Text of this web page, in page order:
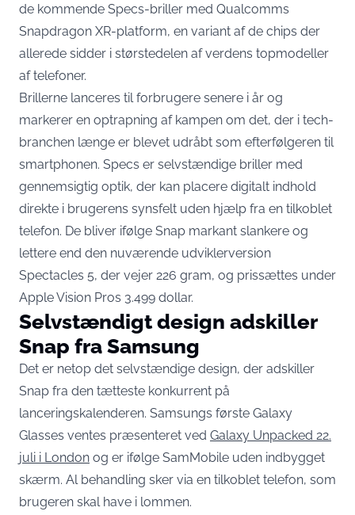
de kommende Specs-briller med Qualcomms
Snapdragon XR-platform, en variant af de chips der
allerede sidder i størstedelen af verdens topmodeller
af telefoner.
Brillerne lanceres til forbrugere senere i år og
markerer en optrapning af kampen om det, der i tech-
branchen længe er blevet udråbt som efterfølgeren til
smartphonen. Specs er selvstændige briller med
gennemsigtig optik, der kan placere digitalt indhold
direkte i brugerens synsfelt uden hjælp fra en tilkoblet
telefon. De bliver ifølge Snap markant slankere og
lettere end den nuværende udviklerversion
Spectacles 5, der vejer 226 gram, og prissættes under
Apple Vision Pros 3.499 dollar.
Selvstændigt design adskiller
Snap fra Samsung
Det er netop det selvstændige design, der adskiller
Snap fra den tætteste konkurrent på
lanceringskalenderen. Samsungs første Galaxy
Glasses ventes præsenteret ved Galaxy Unpacked 22.
juli i London og er ifølge SamMobile uden indbygget
skærm. Al behandling sker via en tilkoblet telefon, som
brugeren skal have i lommen.